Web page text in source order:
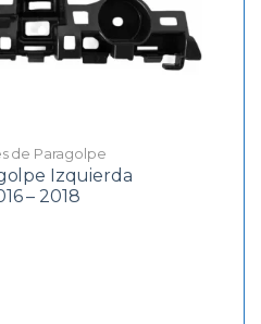
de Paragolpe
Izquierda
– 2018